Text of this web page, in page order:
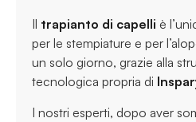
Il trapianto di capelli è
per le stempiature e per
un solo giorno, grazie alla
tecnologica propria di
I nostri esperti, dopo aver